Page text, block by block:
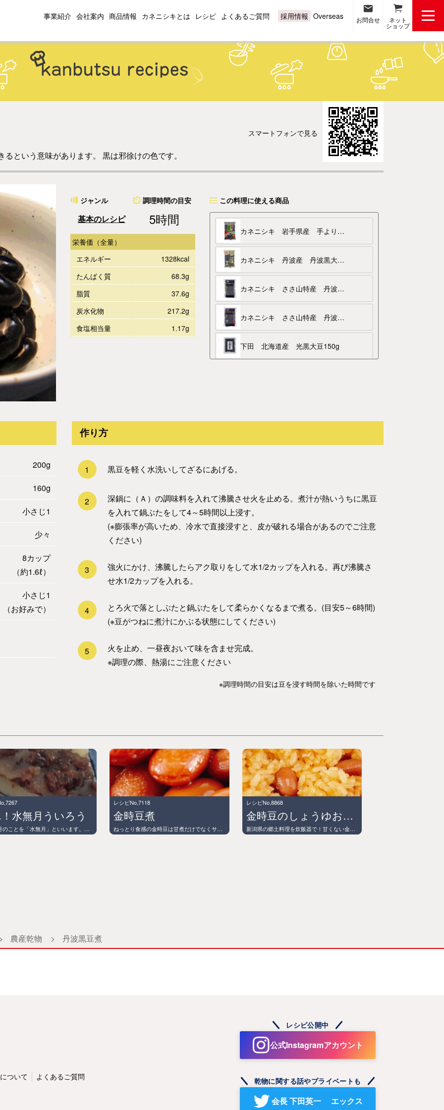
事業紹介 会社案内 商品情報 カネニシキとは レシピ よくあるご質問 採用情報 Overseas お問合せ ネット
ショップ
という意味があります。 黒は邪徐けの色です。
スマートフォンで見る
ジャンル
基本のレシピ
調理時間の目安
5時間
栄養価 （全量）
エネルギー
1328kcal
たんぱく質
68.3g
脂質
37.6g
炭水化物
217.2g
食塩相当量
1.17g
この料理に使える商品
カネニシキ 岩手県産 手より岩手黒豆200g
カネニシキ 丹波産 丹波黒大豆200g
カネニシキ ささ山特産 丹波黒大豆特大玉200g
カネニシキ ささ山特産 丹波黒大豆特大玉250g
下田 北海道産 光黒大豆150g
200g
160g
小さじ1
少々
8カップ
（約1.6ℓ）
小さじ1
（お好みで）
作り方
1 黒豆を軽く水洗いしてざるにあげる。
2
深鍋に（Ａ）の調味料を入れて沸騰させ火を止める。煮汁が熱いうちに黒豆
を入れて鍋ぶたをして4～5時間以上浸す。
(※膨張率が高いため、冷水で直接浸すと、皮が破れる場合があるのでご注意
ください)
3
強火にかけ、沸騰したらアク取りをして水1/2カップを入れる。再び沸騰さ
せ水1/2カップを入れる。
4
とろ火で落としぶたと鍋ぶたをして柔らかくなるまで煮る。(目安5～6時間)
(※豆がつねに煮汁にかぶる状態にしてください)
5
火を止め、一昼夜おいて味を含ませ完成。
※調理の際、熱湯にご注意ください
※調理時間の目安は豆を浸す時間を除いた時間です
水無月ういろう
陰暦６月のことを「水無月」といいます。この季節、古くから京都では厄払いや暑気払いの願いを込めてお菓子を食べる習慣がありました。 それが、銘菓・水無月（もち）です。レンジで簡単に出来る水無月をご紹介します☆
レシピNo,7118
金時豆煮
ねっとり食感の金時豆は甘煮だけでなくサラダや炊き込みご飯にもピッタリです！
レシピNo,8868
金時豆のしょうゆおこわ
新潟県の郷土料理を炊飯器で！甘くない金時豆のレシピ！
農産乾物 > 丹波黒豆煮
ついて よくあるご質問
レシピ公開中
公式Instagramアカウント
乾物に関する話やプライベートも
会長 下田英一 エックス